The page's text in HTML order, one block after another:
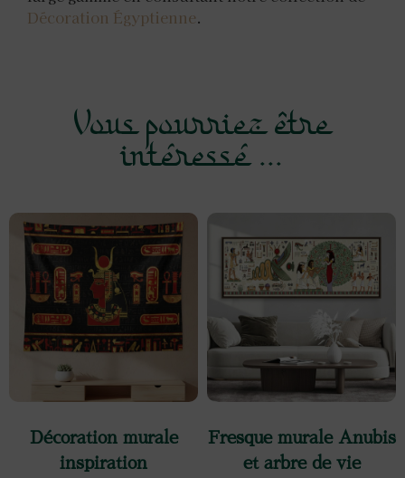
Décoration Égyptienne.
Vous pourriez être
intéressé ...
Décoration murale
inspiration
Fresque murale Anubis
et arbre de vie